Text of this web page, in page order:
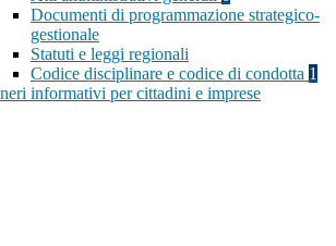
Documenti di programmazione strategico-
gestionale
Statuti e leggi regionali
Codice disciplinare e codice di condotta 1
informativi per cittadini e imprese